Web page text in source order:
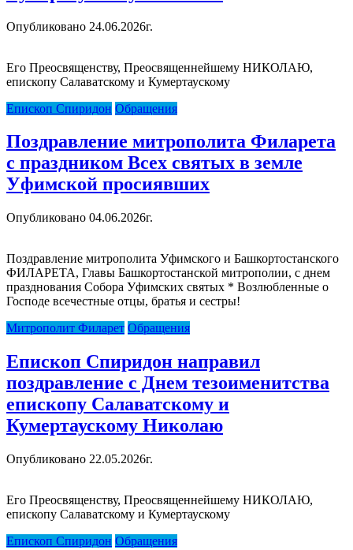
Опубликовано 24.06.2026г.
Его Преосвященству, Преосвященнейшему НИКОЛАЮ,
епископу Салаватскому и Кумертаускому
Епископ Спиридон Обращения
Поздравление митрополита Филарета
с праздником Всех святых в земле
Уфимской просиявших
Опубликовано 04.06.2026г.
Поздравление митрополита Уфимского и Башкортостанского
ФИЛАРЕТА, Главы Башкортостанской митрополии, с днем
празднования Собора Уфимских святых * Возлюбленные о
Господе всечестные отцы, братья и сестры!
Митрополит Филарет Обращения
Епископ Спиридон направил
поздравление с Днем тезоименитства
епископу Салаватскому и
Кумертаускому Николаю
Опубликовано 22.05.2026г.
Его Преосвященству, Преосвященнейшему НИКОЛАЮ,
епископу Салаватскому и Кумертаускому
Епископ Спиридон Обращения